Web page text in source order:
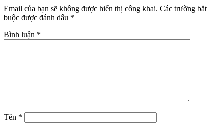
Email của bạn sẽ không được hiển thị công khai. Các trường bắt
buộc được đánh dấu *
Bình luận *
Tên *